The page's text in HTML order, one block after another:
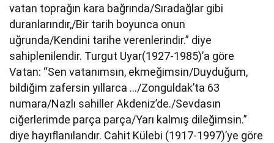
vatan toprağın kara bağrında/Sıradağlar gibi
duranlarındır,/Bir tarih boyunca onun
uğrunda/Kendini tarihe verenlerindir.” diye
sahiplenilendir. Turgut Uyar(1927-1985)’a göre
Vatan: “Sen vatanımsın, ekmeğimsin/Duyduğum,
bildiğim zafersin yıllarca …/Zonguldak’ta 63
numara/Nazlı sahiller Akdeniz’de./Sevdasın
ciğerlerimde parça parça/Yarı kalmış dileğimsin.”
diye hayıflanılandır. Cahit Külebi (1917-1997)’ye göre